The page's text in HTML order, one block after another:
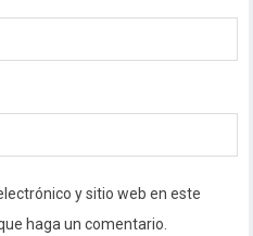
y sitio web en este
haga un comentario.